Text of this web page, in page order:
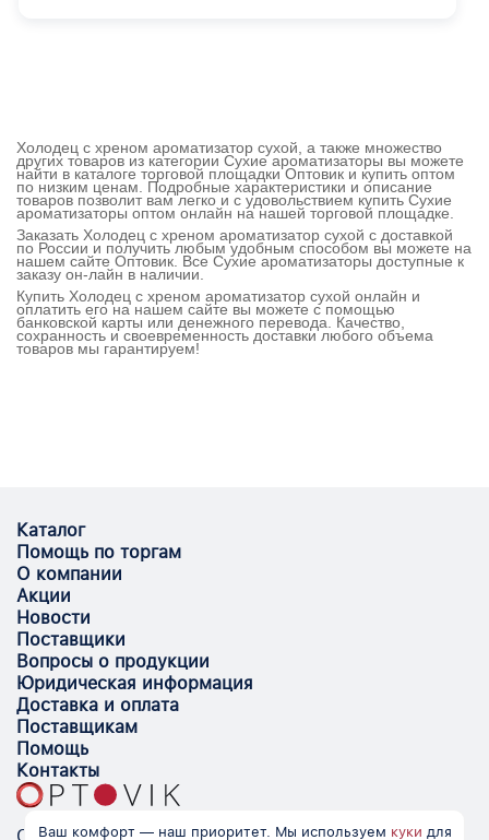
Холодец с хреном ароматизатор сухой, а также множество
других товаров из категории Сухие ароматизаторы вы можете
найти в каталоге торговой площадки Оптовик и купить оптом
по низким ценам. Подробные характеристики и описание
товаров позволит вам легко и с удовольствием купить Сухие
ароматизаторы оптом онлайн на нашей торговой площадке.
Заказать Холодец с хреном ароматизатор сухой с доставкой
по России и получить любым удобным способом вы можете на
нашем сайте Оптовик. Все Сухие ароматизаторы доступные к
заказу он-лайн в наличии.
Купить Холодец с хреном ароматизатор сухой онлайн и
оплатить его на нашем сайте вы можете с помощью
банковской карты или денежного перевода. Качество,
сохранность и своевременность доставки любого объема
товаров мы гарантируем!
Каталог
Помощь по торгам
О компании
Акции
Новости
Поставщики
Вопросы о продукции
Юридическая информация
Доставка и оплата
Поставщикам
Помощь
Контакты
Ваш комфорт — наш приоритет. Мы используем куки для